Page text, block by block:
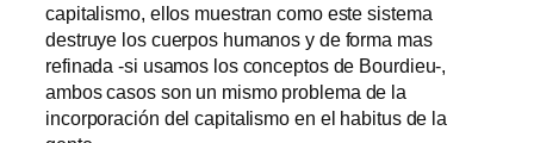
capitalismo, ellos muestran como este sistema
destruye los cuerpos humanos y de forma mas
refinada -si usamos los conceptos de Bourdieu-,
ambos casos son un mismo problema de la
incorporación del capitalismo en el habitus de la